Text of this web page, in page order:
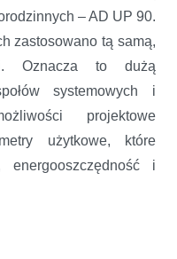
– AD UP 90.
zastosowano tą samą,
Oznacza to dużą
systemowych i
projektowe
użytkowe, które
energooszczędność i